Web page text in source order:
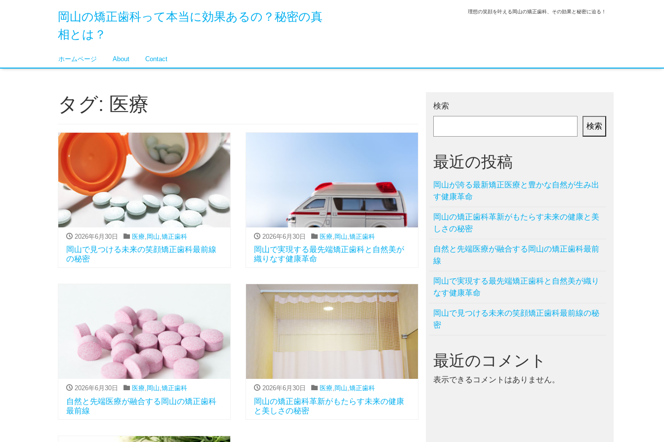
岡山の矯正歯科って本当に効果あるの？秘密の真
相とは？
理想の笑顔を叶える岡山の矯正歯科、その効果と秘密に迫る！
ホームページ About Contact
タグ: 医療
2026年6月30日 医療, 岡山 矯正歯科
岡山で見つける未来の笑顔矯正歯科最前線
の秘密
2026年6月30日 医療, 岡山 矯正歯科
岡山で実現する最先端矯正歯科と自然美が
織りなす健康革命
2026年6月30日 医療, 岡山,矯正歯科
自然と先端医療が融合する岡山の矯正歯科
最前線
2026年6月30日 医療, 岡山,矯正歯科
岡山の矯正歯科革新がもたらす未来の健康
と美しさの秘密
検索
検索
最近の投稿
岡山が誇る最新矯正医療と豊かな自然が生み出
す健康革命
岡山の矯正歯科革新がもたらす未来の健康と美
しさの秘密
自然と先端医療が融合する岡山の矯正歯科最前
線
岡山で実現する最先端矯正歯科と自然美が織り
なす健康革命
岡山で見つける未来の笑顔矯正歯科最前線の秘
密
最近のコメント
表示できるコメントはありません。